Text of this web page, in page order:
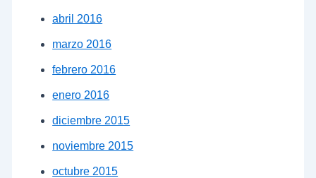
abril 2016
marzo 2016
febrero 2016
enero 2016
diciembre 2015
noviembre 2015
octubre 2015